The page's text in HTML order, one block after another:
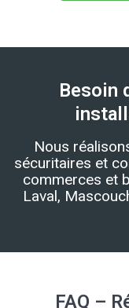
Besoin
Nous
sécuritaires et
commerces et
Laval,
FAQ –